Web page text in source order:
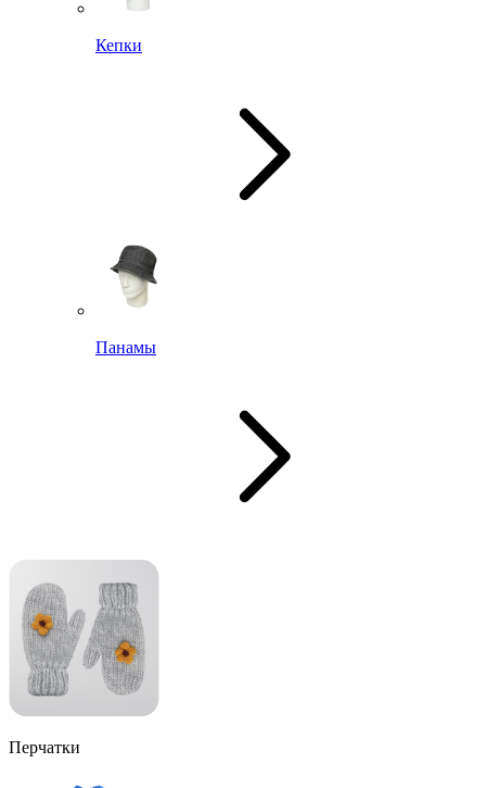
Кепки
Панамы
Перчатки